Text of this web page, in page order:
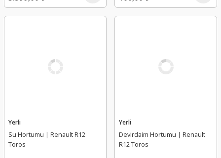
Yerli
Su Hortumu | Renault R12
Toros
Yerli
Devirdaim Hortumu | Renault
R12 Toros